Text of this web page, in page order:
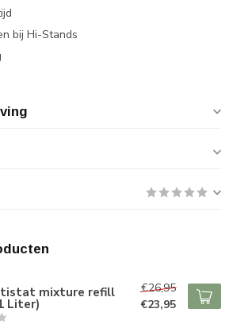
bij Hi-Stands
mixture refill
Liter)
€26,95
€23,95